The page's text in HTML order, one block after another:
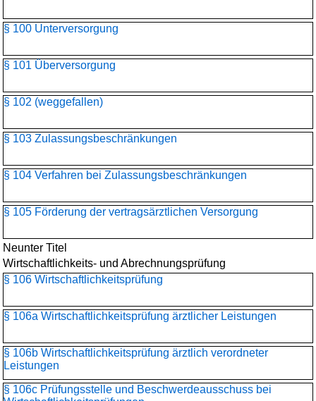
§ 100 Unterversorgung
§ 101 Überversorgung
§ 102 (weggefallen)
§ 103 Zulassungsbeschränkungen
§ 104 Verfahren bei Zulassungsbeschränkungen
§ 105 Förderung der vertragsärztlichen Versorgung
Neunter Titel
Wirtschaftlichkeits- und Abrechnungsprüfung
§ 106 Wirtschaftlichkeitsprüfung
§ 106a Wirtschaftlichkeitsprüfung ärztlicher Leistungen
§ 106b Wirtschaftlichkeitsprüfung ärztlich verordneter
Leistungen
§ 106c Prüfungsstelle und Beschwerdeausschuss bei